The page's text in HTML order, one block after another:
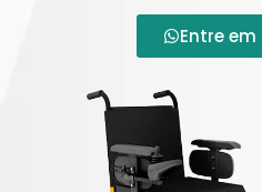
Entre